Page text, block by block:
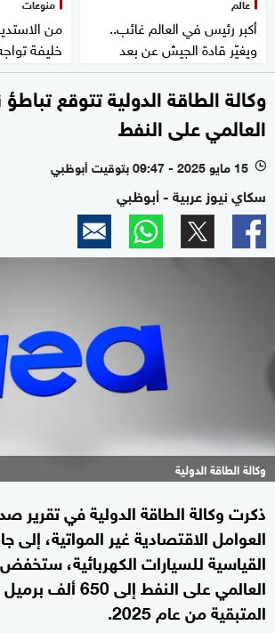
أكبر رئيس في العالم غائب..
ويغيّر قادة الجيش عن بعد
من
خليفة
وكالة الطاقة الدولية تتوقع
العالمي على النفط
l 15 مايو 2025 - 09:47 بتوقيت أبوظبي
سكاي نيوز عربية - أبوظبي
وكالة الطاقة الدولية
ذكرت وكالة الطاقة الدولية في تقرير
العوامل الاقتصادية غير المواتية، إلى
القياسية للسيارات الكهربائية،
العالمي على النفط
المتبقية من عام 2025.